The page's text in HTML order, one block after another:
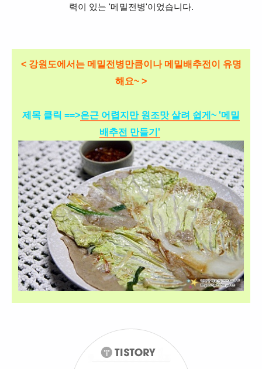
력이 있는 '메밀전병'이었습니다.
< 강원도에서는 메밀전병만큼이나 메밀배추전이 유명
해요~ >
제목 클릭 ==>은근 어렵지만 원조맛 살려 쉽게~ '메밀
배추전 만들기'